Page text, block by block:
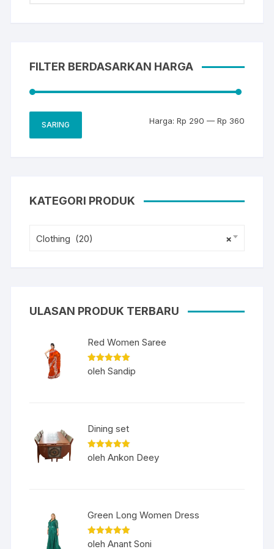
FILTER BERDASARKAN HARGA
Harga
Harga
SARING Harga: Rp 290 — Rp 360
KATEGORI PRODUK
×
Clothing (20)
ULASAN PRODUK TERBARU
Red Women Saree
Dinilai5
dari 5
oleh Sandip
Dining set
Dinilai5
dari 5
oleh Ankon Deey
Green Long Women Dress
Dinilai5
oleh Anant Soni